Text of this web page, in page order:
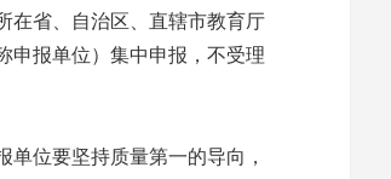
省、自治区、直辖市教育厅
申报单位）集中申报，不受理
位要坚持质量第一的导向，